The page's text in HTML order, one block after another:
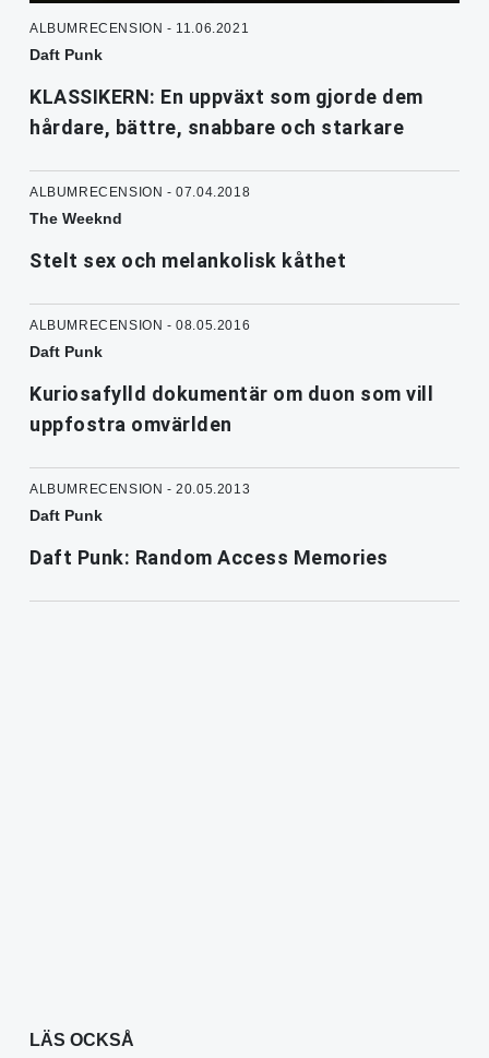
ALBUMRECENSION - 11.06.2021
Daft Punk
KLASSIKERN: En uppväxt som gjorde dem
hårdare, bättre, snabbare och starkare
ALBUMRECENSION - 07.04.2018
The Weeknd
Stelt sex och melankolisk kåthet
ALBUMRECENSION - 08.05.2016
Daft Punk
Kuriosafylld dokumentär om duon som vill
uppfostra omvärlden
ALBUMRECENSION - 20.05.2013
Daft Punk
Daft Punk: Random Access Memories
LÄS OCKSÅ